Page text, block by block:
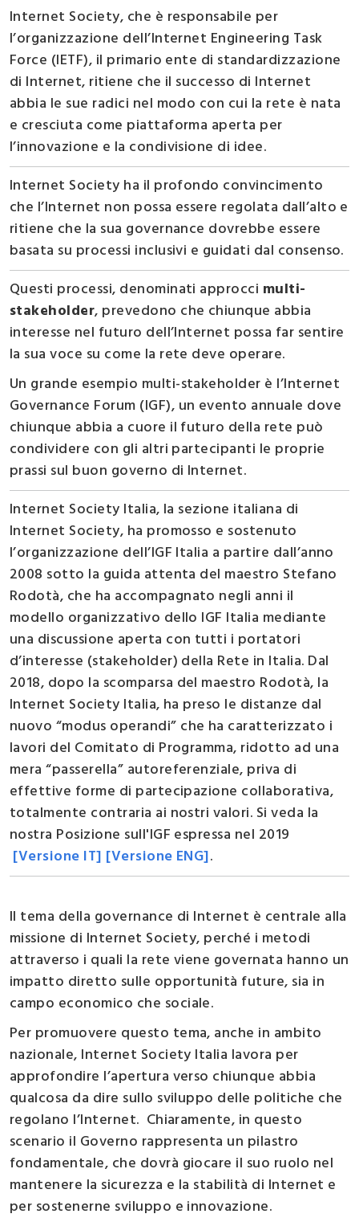
Internet Society, che è responsabile per
l’organizzazione dell’Internet Engineering Task
Force (IETF), il primario ente di standardizzazione
di Internet, ritiene che il successo di Internet
abbia le sue radici nel modo con cui la rete è nata
e cresciuta come piattaforma aperta per
l’innovazione e la condivisione di idee.
Internet Society ha il profondo convincimento
che l’Internet non possa essere regolata dall’alto e
ritiene che la sua governance dovrebbe essere
basata su processi inclusivi e guidati dal consenso.
Questi processi, denominati approcci multi-
stakeholder, prevedono che chiunque abbia
interesse nel futuro dell’Internet possa far sentire
la sua voce su come la rete deve operare.
Un grande esempio multi-stakeholder è l’Internet
Governance Forum (IGF), un evento annuale dove
chiunque abbia a cuore il futuro della rete può
condividere con gli altri partecipanti le proprie
prassi sul buon governo di Internet.
Internet Society Italia, la sezione italiana di
Internet Society, ha promosso e sostenuto
l’organizzazione dell’IGF Italia a partire dall’anno
2008 sotto la guida attenta del maestro Stefano
Rodotà, che ha accompagnato negli anni il
modello organizzativo dello IGF Italia mediante
una discussione aperta con tutti i portatori
d’interesse (stakeholder) della Rete in Italia. Dal
2018, dopo la scomparsa del maestro Rodotà, la
Internet Society Italia, ha preso le distanze dal
nuovo “modus operandi” che ha caratterizzato i
lavori del Comitato di Programma, ridotto ad una
mera “passerella” autoreferenziale, priva di
effettive forme di partecipazione collaborativa,
totalmente contraria ai nostri valori. Si veda la
nostra Posizione sull'IGF espressa nel 2019
[Versione IT] [Versione ENG].
Il tema della governance di Internet è centrale alla
missione di Internet Society, perché i metodi
attraverso i quali la rete viene governata hanno un
impatto diretto sulle opportunità future, sia in
campo economico che sociale.
Per promuovere questo tema, anche in ambito
nazionale, Internet Society Italia lavora per
approfondire l’apertura verso chiunque abbia
qualcosa da dire sullo sviluppo delle politiche che
regolano l’Internet. Chiaramente, in questo
scenario il Governo rappresenta un pilastro
fondamentale, che dovrà giocare il suo ruolo nel
mantenere la sicurezza e la stabilità di Internet e
per sostenerne sviluppo e innovazione.